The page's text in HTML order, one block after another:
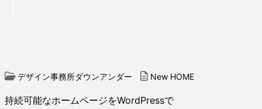
デザイン事務所ダウンアンダー New HOME
持続可能なホームページをWordPressで